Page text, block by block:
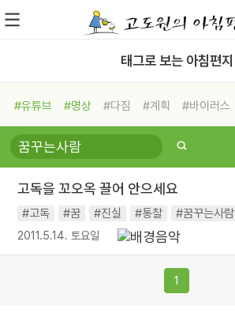
태그로 보는 아침편지
#유튜브 #명상 #다짐 #계획 #바이러스
#비전캠프
#독서캠프 #삶
#희망
#나눔 #친구 #링컨학교
#독서
#건강 #면역력
고독을 꼬오옥 끌어 안으세요
#고독 #꿈 #진실 #통찰 #꿈꾸는사람
2011.5.14. 토요일
1